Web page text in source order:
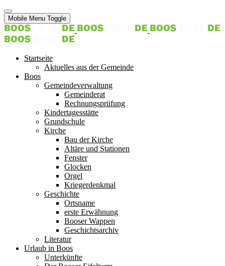
Mobile Menu Toggle
Startseite
Aktuelles aus der Gemeinde
Boos
Gemeindeverwaltung
Gemeinderat
Rechnungsprüfung
Kindertagesstätte
Grundschule
Kirche
Bau der Kirche
Altäre und Stationen
Fenster
Glocken
Orgel
Kriegerdenkmal
Geschichte
Ortsname
erste Erwähnung
Booser Wappen
Geschichtsarchiv
Literatur
Urlaub in Boos
Unterkünfte